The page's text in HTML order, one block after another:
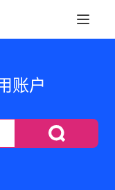
账户